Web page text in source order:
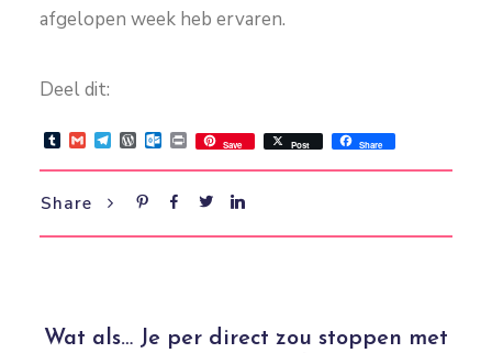
afgelopen week heb ervaren.
Deel dit:
Tumblr
GmailTelegram
WordPress
Outlook.com
PrintSave Post Share
Share
Wat als… Je per direct zou stoppen met